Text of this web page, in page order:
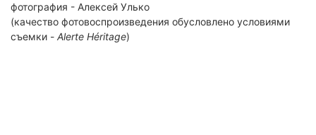
фотография - Алексей Улько
(качество фотовоспроизведения обусловлено условиями
съемки - Alerte Héritage)